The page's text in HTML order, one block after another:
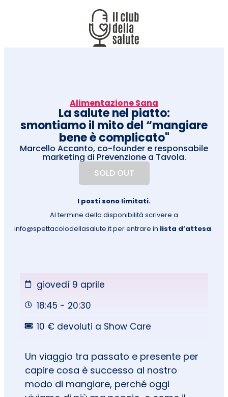
Alimentazione Sana
La salute nel piatto:
smontiamo il mito del “mangiare
bene è complicato"
Marcello Accanto, co-founder e responsabile
marketing di Prevenzione a Tavola.
SOLD OUT
I posti sono limitati.
Al termine della disponibilità scrivere a
info@spettacolodellasalute.it per entrare in lista d’attesa.
giovedì 9 aprile
18:45 - 20:30
10 € devoluti a Show Care
Un viaggio tra passato e presente per
capire cosa è successo al nostro
modo di mangiare, perché oggi